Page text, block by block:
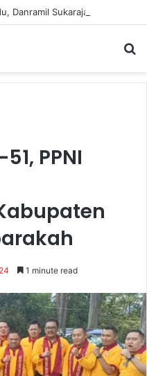
PPNI
1 minute read